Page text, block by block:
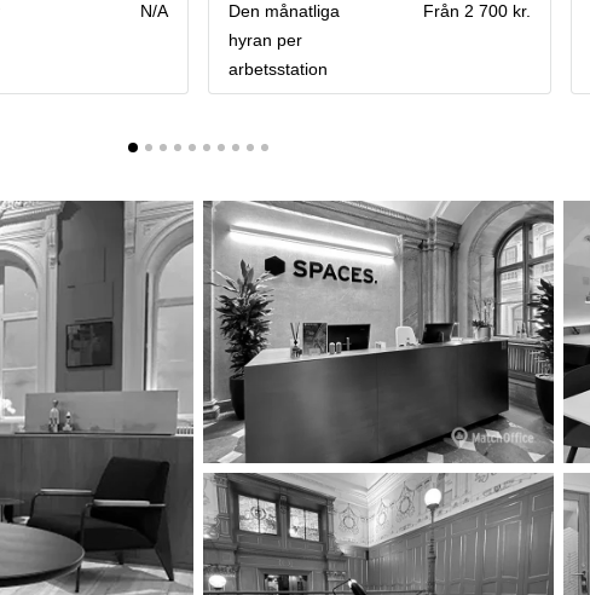
N/A
Den månatliga
hyran per
arbetsstation
Från 2 700 kr.